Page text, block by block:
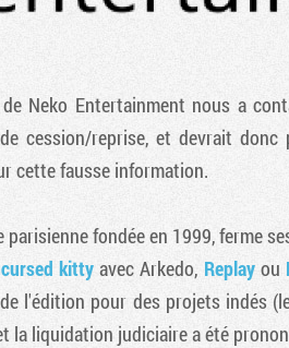
Neko Entertainment nous a
cession/reprise, et devrait donc
cette fausse information.
parisienne fondée en 1999, ferme
kittyavec Arkedo, Replayou
l'édition pour des projets indés
la liquidation judiciaire a été